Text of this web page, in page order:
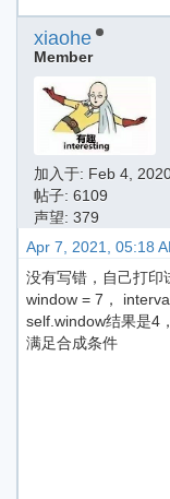
xiaohe
Member
加入于: Feb 4,
帖子: 6109
声望: 379
Apr 7, 2021, 05:18
没有写错，自己打印
window = 7，
self.window结果是4
满足合成条件